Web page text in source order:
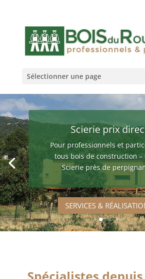
Sélectionner une page
Scierie prix
Pour professionnels et
tous bois de construction –
Scierie près de
SERVICES &